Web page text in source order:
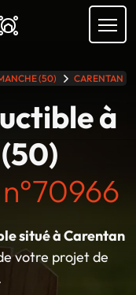
(50) CARENTAN
à
situé à Carentan
votre projet de